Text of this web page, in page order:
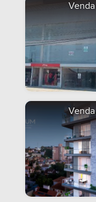
Venda
Venda